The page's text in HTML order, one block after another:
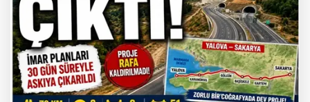
TONAMİ KÖPRÜSÜ'NDE PANİK!
GÜNEY MARMARA OTOYOLU İMAR
PLANLARI ASKIDA!